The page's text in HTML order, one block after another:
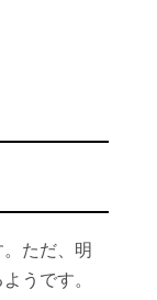
ただ、明
うです。